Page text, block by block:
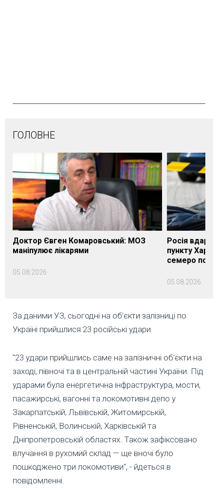
ГОЛОВНЕ
Доктор Євген Комаровський: МОЗ
маніпулює лікарями
05.08.2026
Росія
пункту
семеро
05.08.2026
За даними УЗ, сьогодні на об’єкти залізниці по
Україні прийшлися 23 російські удари.
"23 удари прийшлись саме на залізничні об'єкти на
заході, півночі та в центральній частині України. Під
ударами була енергетична інфраструктура, мости,
пасажирські, вагонні та локомотивні депо у
Закарпатській, Львівській, Житомирській,
Рівненській, Волинській, Харківській та
Дніпропетровській областях. Також зафіксовано
влучання в рухомий склад — ще вночі було
пошкоджено три локомотиви", - йдеться в
повідомленні.